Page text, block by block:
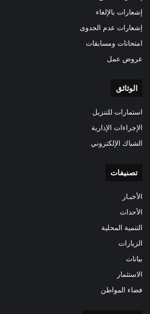
إشعارات بالإلغاء
إشعارات عدم الجدوى
امتحانات ومسابقات
عروض عمل
الوثائق
استمارات للتنزيل
الإجراءات الإدارية
الشباك الإلكتروني
تصنيفات
الأخبـار
الأحداث
التنمية المحلية
الزيارات
بيانات
الاستثمار
فضاء المواطن